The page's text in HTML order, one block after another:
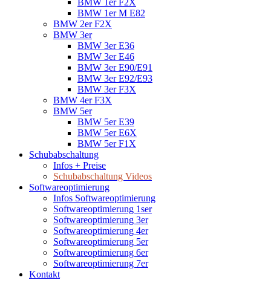
BMW 1er F2X
BMW 1er M E82
BMW 2er F2X
BMW 3er
BMW 3er E36
BMW 3er E46
BMW 3er E90/E91
BMW 3er E92/E93
BMW 3er F3X
BMW 4er F3X
BMW 5er
BMW 5er E39
BMW 5er E6X
BMW 5er F1X
Schubabschaltung
Infos + Preise
Schubabschaltung Videos
Softwareoptimierung
Infos Softwareoptimierung
Softwareoptimierung 1ser
Softwareoptimierung 3er
Softwareoptimierung 4er
Softwareoptimierung 5er
Softwareoptimierung 6er
Softwareoptimierung 7er
Kontakt